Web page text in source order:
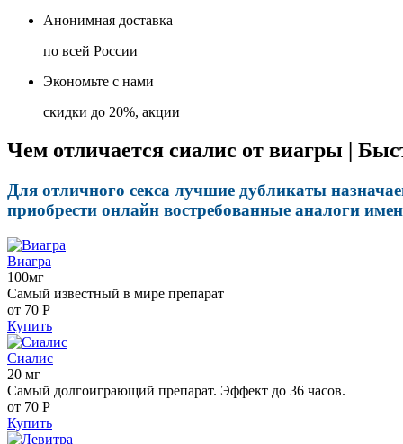
Анонимная доставка
по всей России
Экономьте с нами
скидки до 20%, акции
Чем отличается сиалис от виагры |
Для отличного секса лучшие дубликаты
приобрести онлайн востребованные аналоги
Виагра
100мг
Самый известный в мире препарат
от 70 Р
Купить
Сиалис
20 мг
Самый долгоиграющий препарат. Эффект до 36 часов.
от 70 Р
Купить